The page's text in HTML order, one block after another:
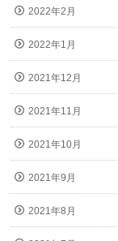
2022年2月
2022年1月
2021年12月
2021年11月
2021年10月
2021年9月
2021年8月